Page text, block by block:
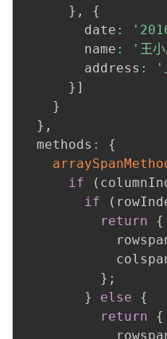
} ,
{
        date
:
        name
: '王
        address
:
'
} ]
}
} ,
  methods
:
{
if
(
if
(
return
{
} ;
}
else
{
return
{